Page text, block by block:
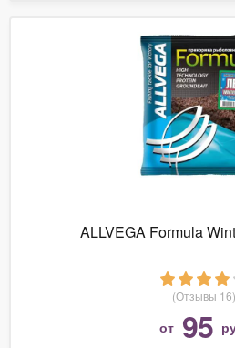
ALLVEGA Formula
(Отзывы 16)
от 95